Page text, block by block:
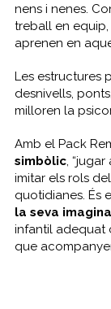
nens i nenes.
treball en
aprenen en
Les estructures
desnivells,
milloren la
Amb el Pack
simbòlic, “jugar
imitar els rols
quotidianes. És
la seva
infantil adequat
que